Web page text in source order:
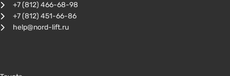
+7 (812) 466-68-98
+7 (812) 451-66-86
help@nord-lift.ru